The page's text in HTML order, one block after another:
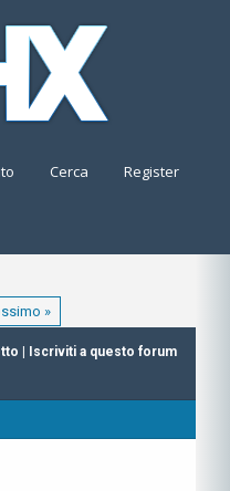
Cerca Register
»
Iscriviti a questo forum